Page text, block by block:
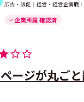
広告・販促｜経営・経営企画職
企業所属 確認済
ージが丸ご